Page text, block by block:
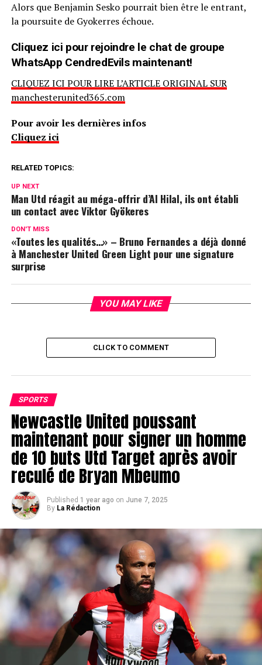
Alors que Benjamin Sesko pourrait bien être le entrant,
la poursuite de Gyokerres échoue.
Cliquez ici pour rejoindre le chat de groupe
WhatsApp CendredEvils maintenant!
CLIQUEZ ICI POUR LIRE L’ARTICLE ORIGINAL SUR
manchesterunited365.com
Pour avoir les dernières infos
Cliquez ici
RELATED TOPICS:
UP NEXT
Man Utd réagit au méga-offrir d’Al Hilal, ils ont établi
un contact avec Viktor Gyökeres
DON'T MISS
«Toutes les qualités…» – Bruno Fernandes a déjà donné
à Manchester United Green Light pour une signature
surprise
YOU MAY LIKE
CLICK TO COMMENT
SPORTS
Newcastle United poussant
maintenant pour signer un homme
de 10 buts Utd Target après avoir
reculé de Bryan Mbeumo
Published 1 year ago on June 7, 2025
By La Rédaction